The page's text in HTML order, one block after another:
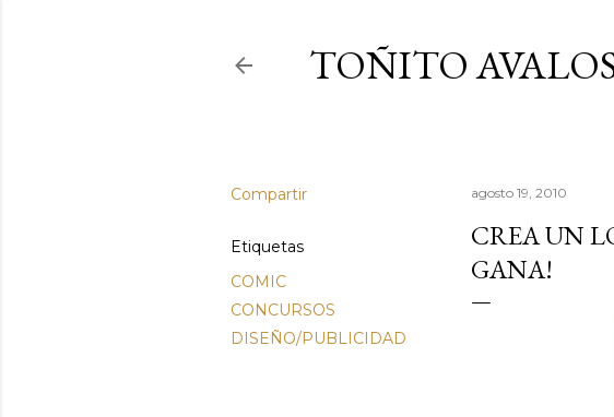
TOÑITO
Compartir
Etiquetas
COMIC
CONCURSOS
DISEÑO/PUBLICIDAD
agosto 19, 2010
CREA UN
GANA!